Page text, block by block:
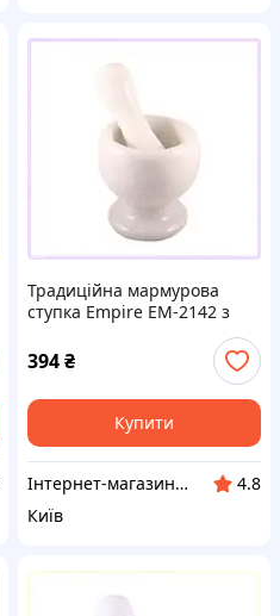
Традиційна мармурова
ступка Empire EM-2142 з
394₴
Купити
Інтернет-магазин RedShift.com.ua
4.8
Київ